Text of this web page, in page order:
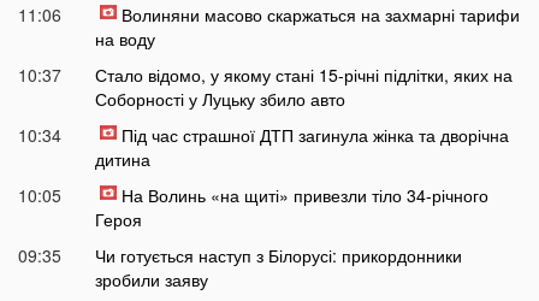
11:06
Волиняни масово скаржаться на захмарні тарифи
на воду
10:37
Стало відомо, у якому стані 15-річні підлітки, яких на
Соборності у Луцьку збило авто
10:34
Під час страшної ДТП загинула жінка та дворічна
дитина
10:05
На Волинь «на щиті» привезли тіло 34-річного
Героя
09:35
Чи готується наступ з Білорусі: прикордонники
зробили заяву